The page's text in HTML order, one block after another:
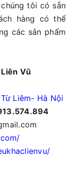
chúng tôi có sẵn
hàng có thể
các sản phẩm
Vũ
Liêm- Hà Nội